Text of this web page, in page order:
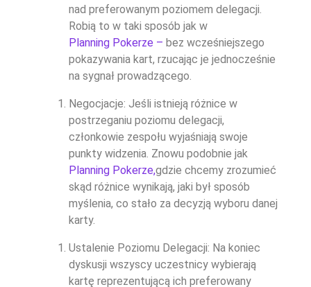
nad preferowanym poziomem delegacji.
Robią to w taki sposób jak w
Planning Pokerze – bez wcześniejszego
pokazywania kart, rzucając je jednocześnie
na sygnał prowadzącego.
Negocjacje: Jeśli istnieją różnice w
postrzeganiu poziomu delegacji,
członkowie zespołu wyjaśniają swoje
punkty widzenia. Znowu podobnie jak
Planning Pokerze,gdzie chcemy zrozumieć
skąd różnice wynikają, jaki był sposób
myślenia, co stało za decyzją wyboru danej
karty.
Ustalenie Poziomu Delegacji: Na koniec
dyskusji wszyscy uczestnicy wybierają
kartę reprezentującą ich preferowany